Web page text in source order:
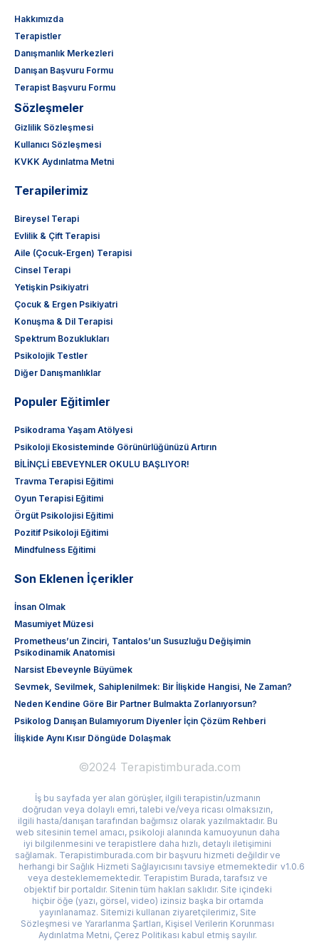
Hakkımızda
Terapistler
Danışmanlık Merkezleri
Danışan Başvuru Formu
Terapist Başvuru Formu
Sözleşmeler
Gizlilik Sözleşmesi
Kullanıcı Sözleşmesi
KVKK Aydınlatma Metni
Terapilerimiz
Bireysel Terapi
Evlilik & Çift Terapisi
Aile (Çocuk-Ergen) Terapisi
Cinsel Terapi
Yetişkin Psikiyatri
Çocuk & Ergen Psikiyatri
Konuşma & Dil Terapisi
Spektrum Bozuklukları
Psikolojik Testler
Diğer Danışmanlıklar
Populer Eğitimler
Psikodrama Yaşam Atölyesi
Psikoloji Ekosisteminde Görünürlüğünüzü Artırın
BİLİNÇLİ EBEVEYNLER OKULU BAŞLIYOR!
Travma Terapisi Eğitimi
Oyun Terapisi Eğitimi
Örgüt Psikolojisi Eğitimi
Pozitif Psikoloji Eğitimi
Mindfulness Eğitimi
Son Eklenen İçerikler
İnsan Olmak
Masumiyet Müzesi
Prometheus’un Zinciri, Tantalos’un Susuzluğu Değişimin
Psikodinamik Anatomisi
Narsist Ebeveynle Büyümek
Sevmek, Sevilmek, Sahiplenilmek: Bir İlişkide Hangisi, Ne Zaman?
Neden Kendine Göre Bir Partner Bulmakta Zorlanıyorsun?
Psikolog Danışan Bulamıyorum Diyenler İçin Çözüm Rehberi
İlişkide Aynı Kısır Döngüde Dolaşmak
©2024 Terapistimburada.com
İş bu sayfada yer alan görüşler, ilgili terapistin/uzmanın
doğrudan veya dolaylı emri, talebi ve/veya ricası olmaksızın,
ilgili hasta/danışan tarafından bağımsız olarak yazılmaktadır. Bu
web sitesinin temel amacı, psikoloji alanında kamuoyunun daha
iyi bilgilenmesini ve terapistlere daha hızlı, detaylı iletişimini
sağlamak. Terapistimburada.com bir başvuru hizmeti değildir ve
herhangi bir Sağlık Hizmeti Sağlayıcısını tavsiye etmemektedir
veya desteklememektedir. Terapistim Burada, tarafsız ve
objektif bir portaldır. Sitenin tüm hakları saklıdır. Site içindeki
hiçbir öğe (yazı, görsel, video) izinsiz başka bir ortamda
yayınlanamaz. Sitemizi kullanan ziyaretçilerimiz, Site
Sözleşmesi ve Yararlanma Şartları, Kişisel Verilerin Korunması
Aydınlatma Metni, Çerez Politikası kabul etmiş sayılır.
v1.0.6